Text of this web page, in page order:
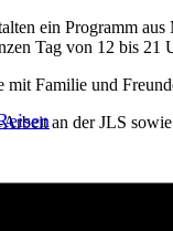
ein Programm
Tag von 12 bis 21
mit Familie und
an der JLS